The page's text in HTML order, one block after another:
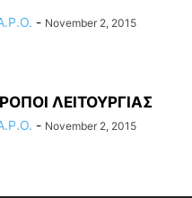
- November 2, 2015
ΛΕΙΤΟΥΡΓΙΑΣ
- November 2, 2015